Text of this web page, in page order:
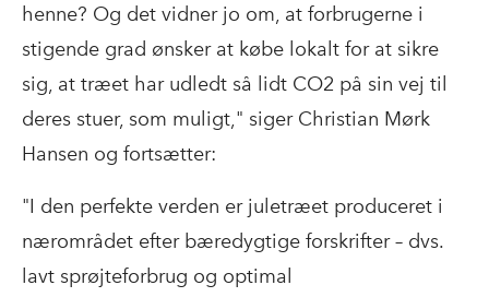
henne? Og det vidner jo om, at forbrugerne i
stigende grad ønsker at købe lokalt for at sikre
sig, at træet har udledt så lidt CO2 på sin vej til
deres stuer, som muligt," siger Christian Mørk
Hansen og fortsætter:
"I den perfekte verden er juletræet produceret i
nærområdet efter bæredygtige forskrifter – dvs.
lavt sprøjteforbrug og optimal